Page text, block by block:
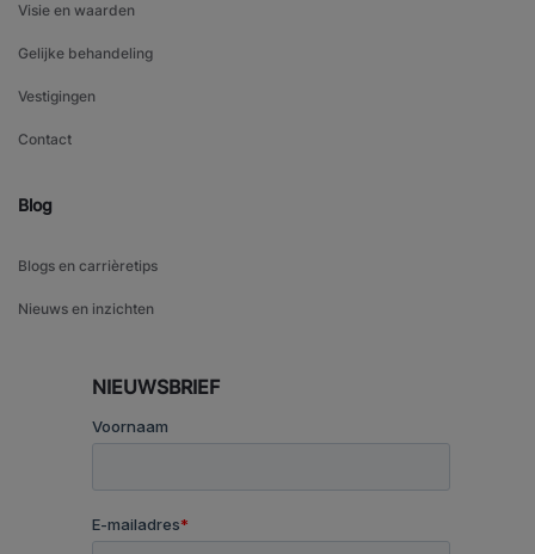
Visie en waarden
Gelijke behandeling
Vestigingen
Contact
Blog
Blogs en carrièretips
Nieuws en inzichten
NIEUWSBRIEF